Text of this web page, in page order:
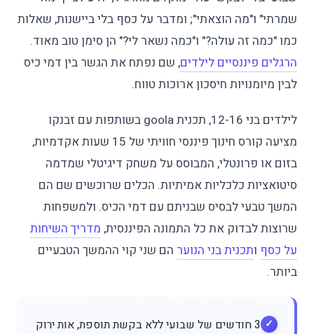
שמרתי" ו"מה הוצאתי"; ומדבר על כסף בלי ביישנות, שאלות
כמו "כמה זה עולה?" ו"כמה נשאר לי?" הן סימן טוב מאוד.
הרגלים פיננסיים לילדים, שם נפתח את הגשר בין דמי כיס
לבין מיומנויות חיסכון ארוכות טווח.
לילדים בני 12-16, תכנית goola בשותפות עם זבנקו
מציעה קורס חינוך פיננסי חוויתי של 15 שעות אקדמיות,
בזום או פרונטלי, המבוסס על משחק דיגיטלי שמדמה
סיטואציות כלכליות אמיתיות. הכלים שרוכשים שם הם
המשך טבעי לבסיס שבניתם עם דמי הכיס. ולמשפחות
שרוצות לבדוק את כל התמונה הפיננסית, מדריך השיחות
על כסף ותכנית בני הנוער הם שני קוי ההמשך הטבעיים
ביותר.
3 חודשים של שבועי ללא בקשת תוספת, אות ירוק